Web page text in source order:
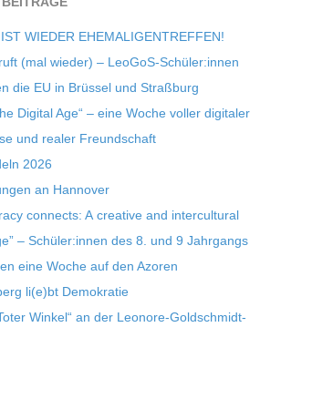
WIEDER EHEMALIGENTREFFEN!
(mal wie­der) – LeoGoS-Schüler:innen
die EU in Brüs­sel und Straßburg
Digi­tal Age“ – eine Woche vol­ler digi­ta­ler
und rea­ler Freundschaft
2026
an Hannover
con­nects: A crea­tive and inter­cul­tu­ral
– Schüler:innen des 8. und 9 Jahr­gangs
eine Woche auf den Azoren
li(e)bt Demokratie
Win­kel“ an der Leonore-Goldschmidt-